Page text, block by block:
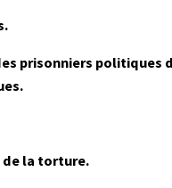
prisonniers politiques
de la torture.